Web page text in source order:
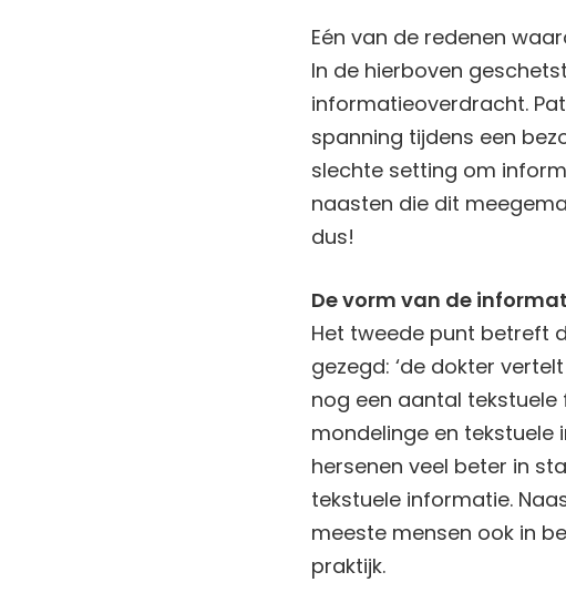
Eén van de redenen
In de hierboven
informatieoverdracht.
spanning tijdens een
slechte setting om
naasten die dit
dus!
De vorm van de
Het tweede punt betreft
gezegd: ‘de dokter
nog een aantal tekstuele
mondelinge en tekstuele
hersenen veel beter in
tekstuele informatie.
meeste mensen ook in
praktijk.